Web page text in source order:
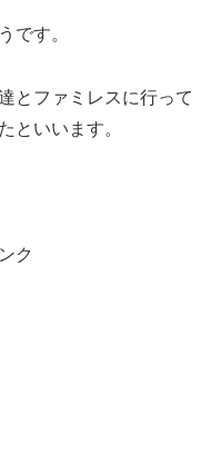
です。
とファミレスに行って
といいます。
ク